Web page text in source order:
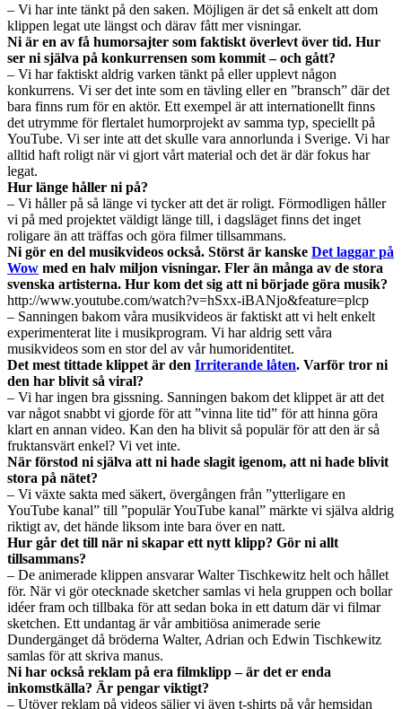
– Vi har inte tänkt på den saken. Möjligen är det så enkelt att dom
klippen legat ute längst och därav fått mer visningar.
Ni är en av få humorsajter som faktiskt överlevt över tid. Hur
ser ni själva på konkurrensen som kommit – och gått?
– Vi har faktiskt aldrig varken tänkt på eller upplevt någon
konkurrens. Vi ser det inte som en tävling eller en ”bransch” där det
bara finns rum för en aktör. Ett exempel är att internationellt finns
det utrymme för flertalet humorprojekt av samma typ, speciellt på
YouTube. Vi ser inte att det skulle vara annorlunda i Sverige. Vi har
alltid haft roligt när vi gjort vårt material och det är där fokus har
legat.
Hur länge håller ni på?
– Vi håller på så länge vi tycker att det är roligt. Förmodligen håller
vi på med projektet väldigt länge till, i dagsläget finns det inget
roligare än att träffas och göra filmer tillsammans.
Ni gör en del musikvideos också. Störst är kanske Det laggar på
Wow med en halv miljon visningar. Fler än många av de stora
svenska artisterna. Hur kom det sig att ni började göra musik?
http://www.youtube.com/watch?v=hSxx-iBANjo&feature=plcp
– Sanningen bakom våra musikvideos är faktiskt att vi helt enkelt
experimenterat lite i musikprogram. Vi har aldrig sett våra
musikvideos som en stor del av vår humoridentitet.
Det mest tittade klippet är den Irriterande låten. Varför tror ni
den har blivit så viral?
– Vi har ingen bra gissning. Sanningen bakom det klippet är att det
var något snabbt vi gjorde för att ”vinna lite tid” för att hinna göra
klart en annan video. Kan den ha blivit så populär för att den är så
fruktansvärt enkel? Vi vet inte.
När förstod ni själva att ni hade slagit igenom, att ni hade blivit
stora på nätet?
– Vi växte sakta med säkert, övergången från ”ytterligare en
YouTube kanal” till ”populär YouTube kanal” märkte vi själva aldrig
riktigt av, det hände liksom inte bara över en natt.
Hur går det till när ni skapar ett nytt klipp? Gör ni allt
tillsammans?
– De animerade klippen ansvarar Walter Tischkewitz helt och hållet
för. När vi gör otecknade sketcher samlas vi hela gruppen och bollar
idéer fram och tillbaka för att sedan boka in ett datum där vi filmar
sketchen. Ett undantag är vår ambitiösa animerade serie
Dundergänget då bröderna Walter, Adrian och Edwin Tischkewitz
samlas för att skriva manus.
Ni har också reklam på era filmklipp – är det er enda
inkomstkälla? Är pengar viktigt?
– Utöver reklam på videos säljer vi även t-shirts på vår hemsidan